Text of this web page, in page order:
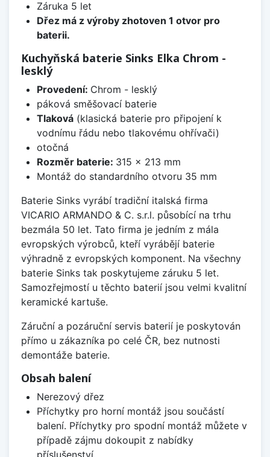
Záruka 5 let
Dřez má z výroby zhotoven 1 otvor pro
baterii.
Kuchyňská baterie Sinks Elka Chrom -
lesklý
Provedení: Chrom - lesklý
páková směšovací baterie
Tlaková(klasická baterie pro připojení k
vodnímu řádu nebo tlakovému ohřívači)
otočná
Rozměr baterie: 315 x 213 mm
Montáž do standardního otvoru 35 mm
Baterie Sinks vyrábí tradiční italská firma
VICARIO ARMANDO & C. s.r.l. působící na trhu
bezmála 50 let. Tato firma je jedním z mála
evropských výrobců, kteří vyrábějí baterie
výhradně z evropských komponent. Na všechny
baterie Sinks tak poskytujeme záruku 5 let.
Samozřejmostí u těchto baterií jsou velmi kvalitní
keramické kartuše.
Záruční a pozáruční servis baterií je poskytován
přímo u zákazníka po celé ČR, bez nutnosti
demontáže baterie.
Obsah balení
Nerezový dřez
Příchytky pro horní montáž jsou součástí
balení. Příchytky pro spodní montáž můžete v
případě zájmu dokoupit z nabídky
příslušenství.